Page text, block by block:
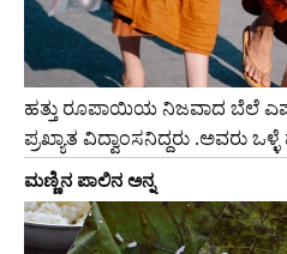
ಹತ್ತು ರೂಪಾಯಿಯ ನಿಜವಾದ ಬೆಲೆ
ಪ್ರಖ್ಯಾತ ವಿದ್ವಾಂಸನಿದ್ದರು .ಅವರು
ಮಣ್ಣಿನ ಪಾಲಿನ ಅನ್ನ